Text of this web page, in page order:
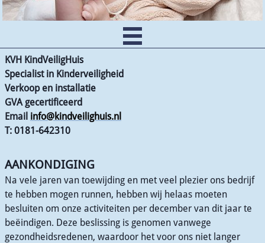
KVH KindVeiligHuis
Specialist in Kinderveiligheid
Verkoop en installatie
GVA gecertificeerd
Email info@kindveilighuis.nl
T: 0181-642310
AANKONDIGING
Na vele jaren van toewijding en met veel plezier ons bedrijf
te hebben mogen runnen, hebben wij helaas moeten
besluiten om onze activiteiten per december van dit jaar te
beëindigen. Deze beslissing is genomen vanwege
gezondheidsredenen, waardoor het voor ons niet langer